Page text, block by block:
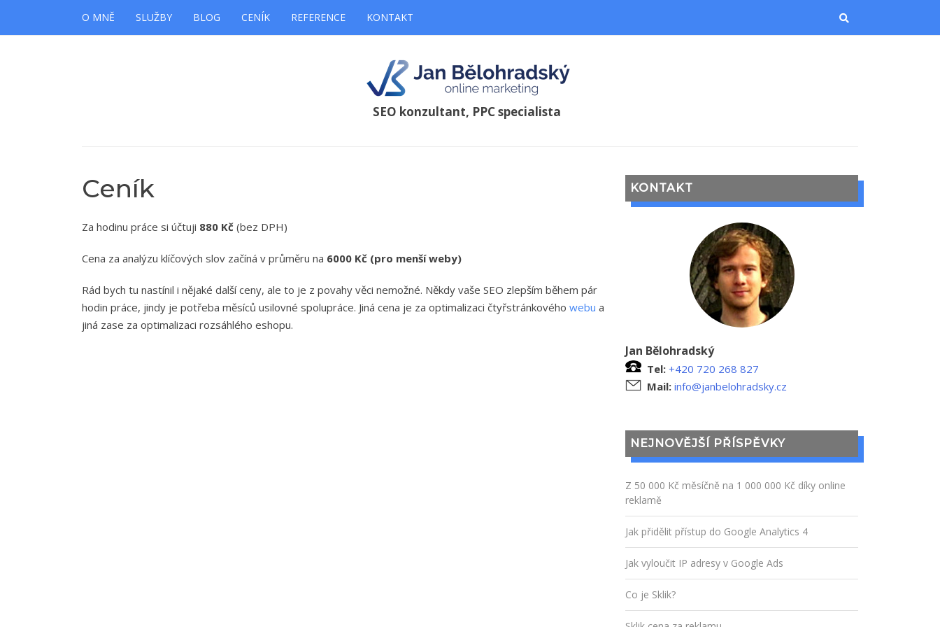
navigation
content
O MNĚ SLUŽBY BLOG CENÍK REFERENCE KONTAKT
SEO konzultant, PPC specialista
Ceník
Za hodinu práce si účtuji 880 Kč (bez DPH)
Cena za analýzu klíčových slov začíná v průměru na 6000 Kč (pro menší weby)
Rád bych tu nastínil i nějaké další ceny, ale to je z povahy věci nemožné. Někdy vaše SEO zlepším během pár
hodin práce, jindy je potřeba měsíců usilovné spolupráce. Jiná cena je za optimalizaci čtyřstránkového webu a
jiná zase za optimalizaci rozsáhlého eshopu.
KONTAKT
Jan Bělohradský
Tel: +420 720 268 827
Mail: info@janbelohradsky.cz
NEJNOVĚJŠÍ PŘÍSPĚVKY
Z 50 000 Kč měsíčně na 1 000 000 Kč díky online
reklamě
Jak přidělit přístup do Google Analytics 4
Jak vyloučit IP adresy v Google Ads
Co je Sklik?